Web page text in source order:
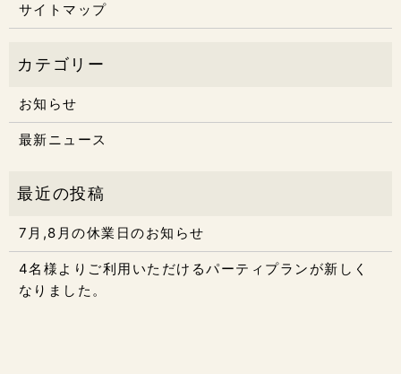
サイトマップ
お知らせ
最新ニュース
7月,8月の休業日のお知らせ
4名様よりご利用いただけるパーティプランが新しく
なりました。